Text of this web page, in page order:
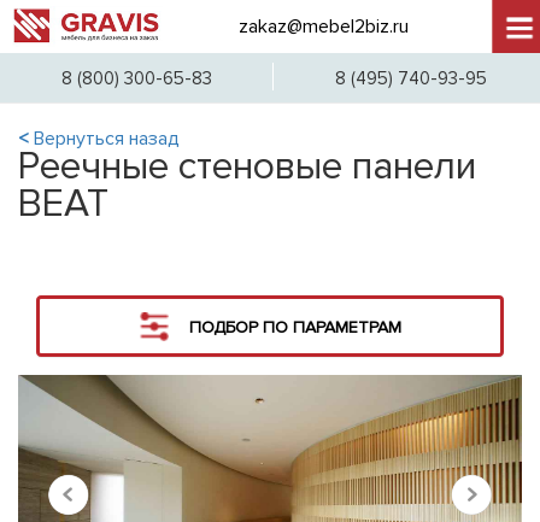
+7
zakaz@mebel2biz.ru
8 (800) 300-65-83 8 (495) 740-93-95
< Вернуться назад
Реечные стеновые панели
BEAT
ПОДБОР ПО ПАРАМЕТРАМ